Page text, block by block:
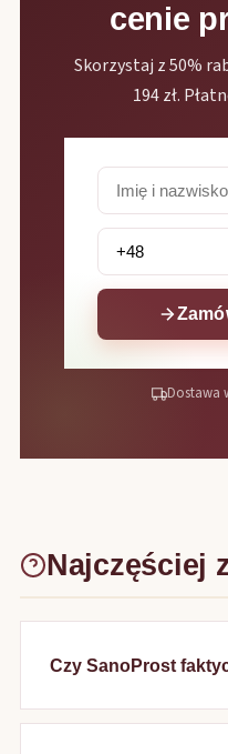
cenie
Skorzystaj z 50%
194 zł.
Dostawa
Najczęściej
Czy SanoProst